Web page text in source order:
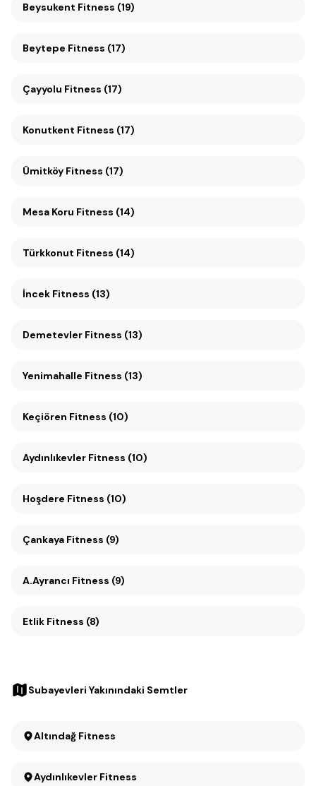
Beysukent Fitness (19)
Beytepe Fitness (17)
Çayyolu Fitness (17)
Konutkent Fitness (17)
Ümitköy Fitness (17)
Mesa Koru Fitness (14)
Türkkonut Fitness (14)
İncek Fitness (13)
Demetevler Fitness (13)
Yenimahalle Fitness (13)
Keçiören Fitness (10)
Aydınlıkevler Fitness (10)
Hoşdere Fitness (10)
Çankaya Fitness (9)
A.Ayrancı Fitness (9)
Etlik Fitness (8)
Subayevleri Yakınındaki Semtler
Altındağ Fitness
Aydınlıkevler Fitness